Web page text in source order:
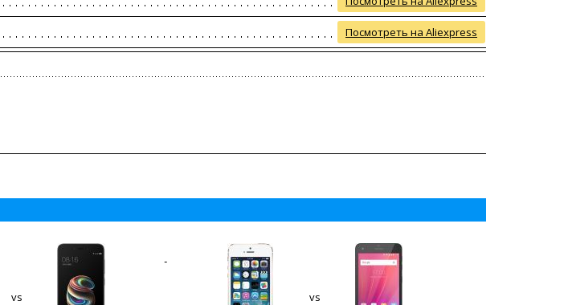
Посмотреть на Aliexpress
vs vs